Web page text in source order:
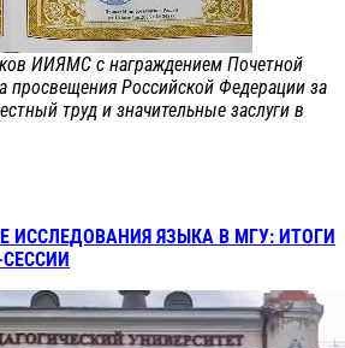
ИИЯМС с награждением Почетной
просвещения Российской Федерации за
труд и значительные заслуги в
ИССЛЕДОВАНИЯ ЯЗЫКА В МГУ: ИТОГИ